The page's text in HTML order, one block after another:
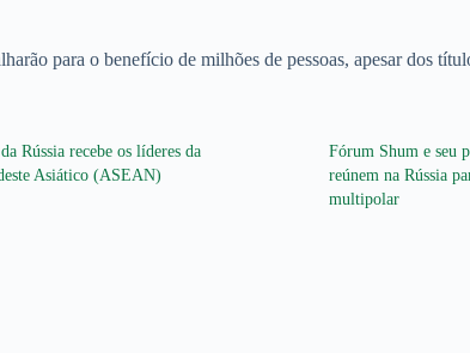
para o benefício de milhões de pessoas, apesar dos
Rússia recebe os líderes da
Asiático (ASEAN)
Fórum Shum e seu
reúnem na Rússia
multipolar